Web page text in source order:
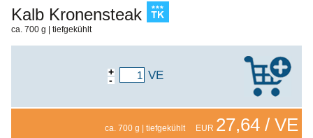
Konserven
Genusssortiment
Pommes & Wedges
Kalb Kronensteak
ca. 700 g | tiefgekühlt
+
- VE
ca. 700 g | tiefgekühlt EUR 27,64 / VE